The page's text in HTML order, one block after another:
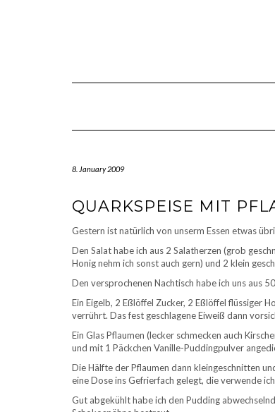
8. January 2009
QUARKSPEISE MIT
Gestern ist natürlich von unserm Essen etwas
Den Salat habe ich aus 2 Salatherzen (grob
Honig nehm ich sonst auch gern) und 2 klein
Den versprochenen Nachtisch habe ich uns aus
Ein Eigelb, 2 Eßlöffel Zucker, 2 Eßlöffel flüssiger
verrührt. Das fest geschlagene Eiweiß dann
Ein Glas Pflaumen (lecker schmecken auch
und mit 1 Päckchen Vanille-Puddingpulver
Die Hälfte der Pflaumen dann kleingeschnitten
eine Dose ins Gefrierfach gelegt, die verwende
Gut abgekühlt habe ich den Pudding